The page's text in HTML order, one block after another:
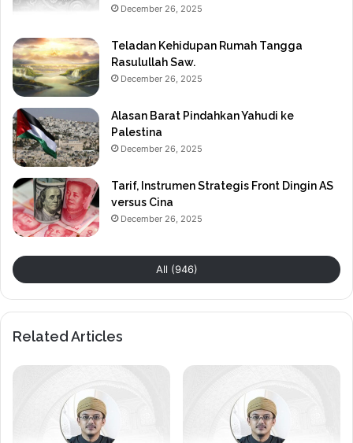
December 26, 2025
Teladan Kehidupan Rumah Tangga
Rasulullah Saw.
December 26, 2025
Alasan Barat Pindahkan Yahudi ke
Palestina
December 26, 2025
Tarif, Instrumen Strategis Front Dingin AS
versus Cina
December 26, 2025
All (946)
Related Articles